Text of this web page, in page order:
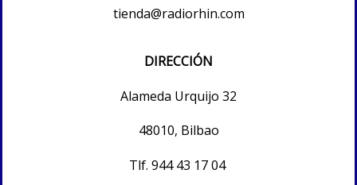
tienda@radiorhin.com
DIRECCIÓN
Alameda Urquijo 32
48010, Bilbao
Tlf. 944 43 17 04